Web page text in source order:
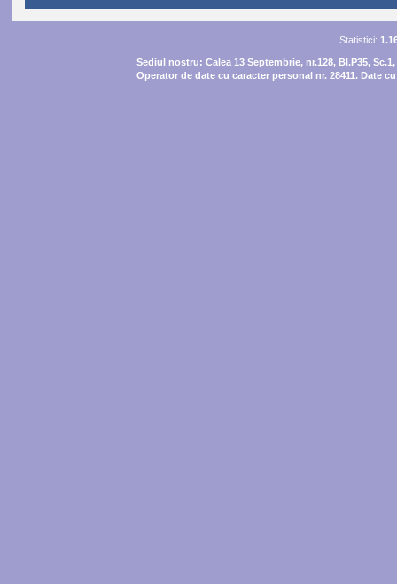
Statistici:
Sediul nostru: Calea 13 Septembrie, nr.128, Bl.P35,
Operator de date cu caracter personal nr. 28411. Date